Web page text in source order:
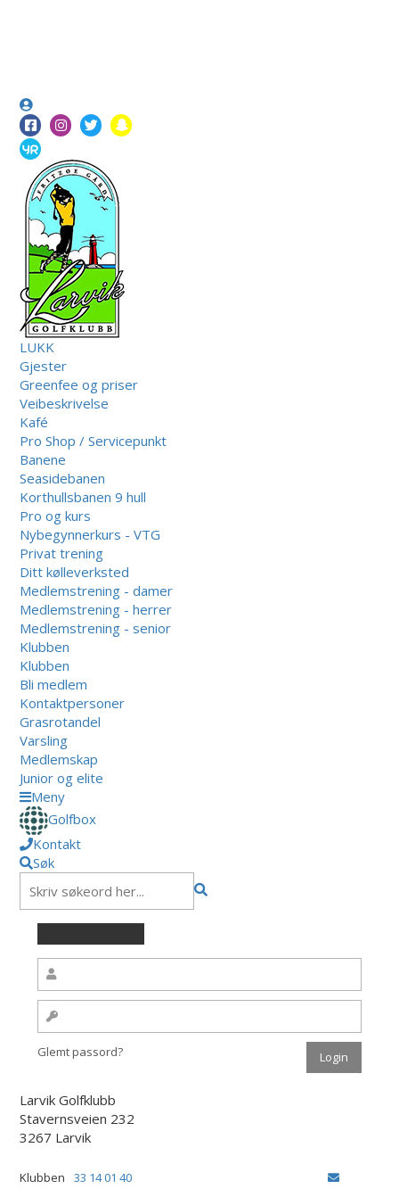
LUKK
Gjester
Greenfee og priser
Veibeskrivelse
Kafé
Pro Shop / Servicepunkt
Banene
Seasidebanen
Korthullsbanen 9 hull
Pro og kurs
Nybegynnerkurs - VTG
Privat trening
Ditt kølleverksted
Medlemstrening - damer
Medlemstrening - herrer
Medlemstrening - senior
Klubben
Klubben
Bli medlem
Kontaktpersoner
Grasrotandel
Varsling
Medlemskap
Junior og elite
Meny
Golfbox
Kontakt
Søk
Glemt passord?
Larvik Golfklubb
Stavernsveien 232
3267 Larvik
Klubben 33 14 01 40